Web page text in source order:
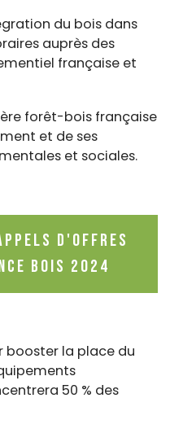
du bois dans
auprès des
française et
forêt-bois française
et de ses
et sociales.
d'offres
Bois 2024
booster la place du
50 % des